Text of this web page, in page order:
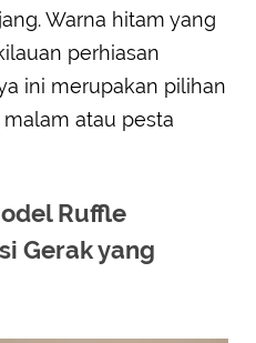
Warna hitam yang
perhiasan
ini merupakan pilihan
atau pesta
Ruffle
Gerak yang